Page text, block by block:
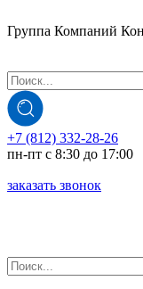
Группа Компаний
+7 (812) 332-28-26
пн-пт с 8:30 до 17:00
заказать звонок